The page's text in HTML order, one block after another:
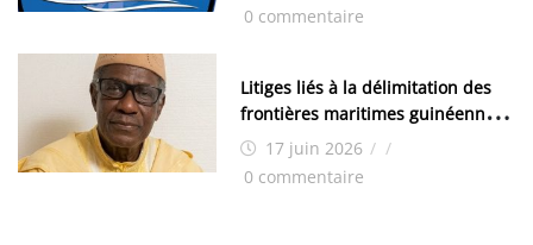
0 commentaire
Litiges liés à la délimitation des
frontières maritimes guinéennes:
Idrissa Chérif écrit au ministre
des Hydrocarbures
17 juin 2026 / /
0 commentaire